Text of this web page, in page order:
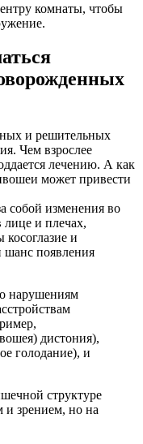
комнаты, чтобы
и решительных
Чем взрослее
лечению. А как
может привести
собой изменения во
и плечах,
и
появления
нарушениям
дистония),
голодание), и
структуре
и зрением, но на